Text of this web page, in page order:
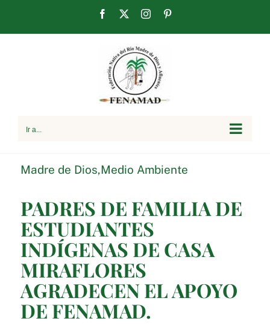
Facebook Instagram
Ir a...
Madre de Dios,Medio Ambiente
PADRES DE FAMILIA DE
ESTUDIANTES
INDÍGENAS DE CASA
MIRAFLORES
AGRADECEN EL APOYO
DE FENAMAD.